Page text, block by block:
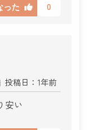
った 0
投稿日：1年前
安い